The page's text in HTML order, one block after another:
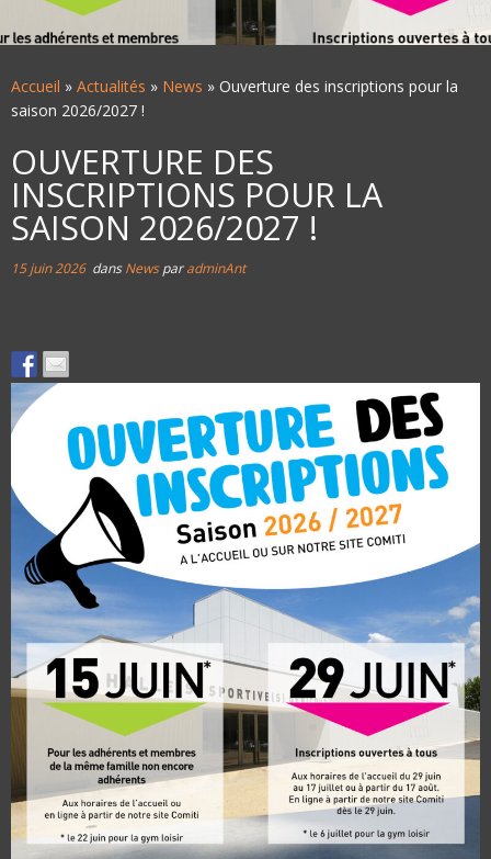
Accueil » Actualités » News » Ouverture des inscriptions pour la
saison 2026/2027 !
OUVERTURE DES
INSCRIPTIONS POUR LA
SAISON 2026/2027 !
15 juin 2026dansNewsparadminAnt